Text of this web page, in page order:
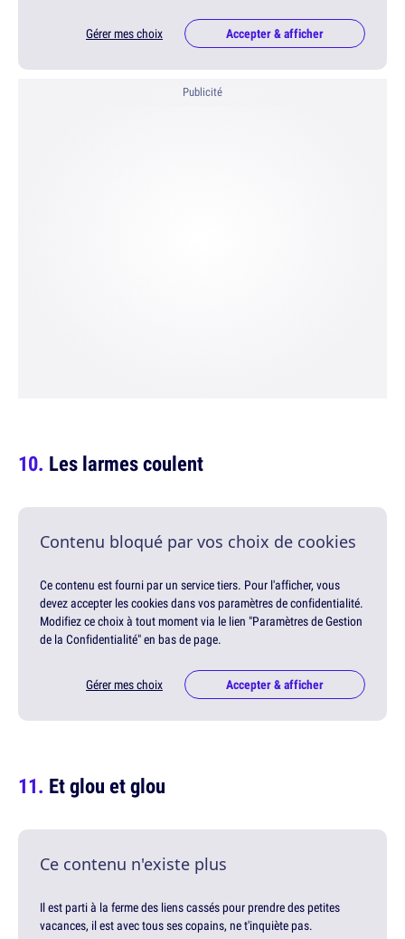
Gérer mes choix Accepter & afficher
Publicité
Les larmes coulent
Contenu bloqué par vos choix de cookies
Ce contenu est fourni par un service tiers. Pour l'afficher, vous
devez accepter les cookies dans vos paramètres de confidentialité.
Modifiez ce choix à tout moment via le lien "Paramètres de Gestion
de la Confidentialité" en bas de page.
Gérer mes choix Accepter & afficher
Et glou et glou
Ce contenu n'existe plus
Il est parti à la ferme des liens cassés pour prendre des petites
vacances, il est avec tous ses copains, ne t'inquiète pas.